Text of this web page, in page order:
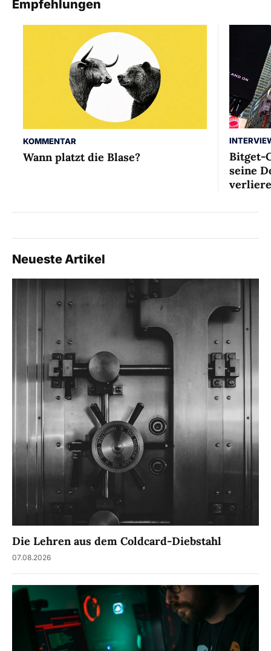
Empfehlungen
KOMMENTAR
Wann platzt die Blase?
Bitget-
seine
Neueste Artikel
Die Lehren aus dem Coldcard-Diebstahl
07.08.2026